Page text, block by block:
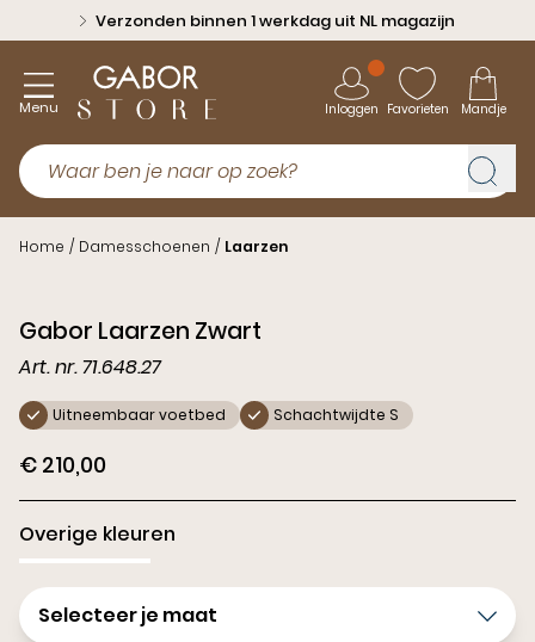
Verzonden binnen 1 werkdag uit NL magazijn
Menu Inloggen Favorieten Mandje
Home / Damesschoenen / Laarzen
Gabor Laarzen Zwart
Art. nr. 71.648.27
Uitneembaar voetbed Schachtwijdte S
€ 210,00
Overige kleuren
Selecteer je maat